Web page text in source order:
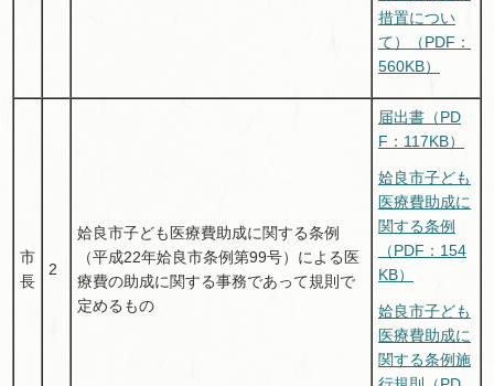
措置につい
て）（PDF：
560KB）
市
長
2
姶良市子ども医療費助成に関する条例
（平成22年姶良市条例第99号）による医
療費の助成に関する事務であって規則で
定めるもの
届出書（PD
F：117KB）
姶良市子ども
医療費助成に
関する条例
（PDF：154
KB）
姶良市子ども
医療費助成に
関する条例施